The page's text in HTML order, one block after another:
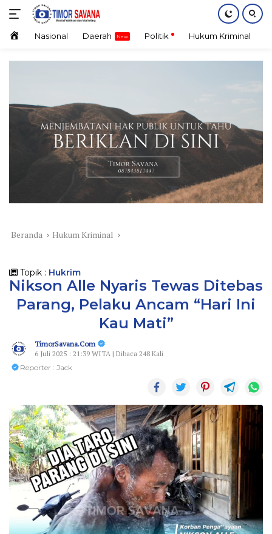
Langsung
konten HomeNasional Daerah Politik Hukum Kriminal
Beranda Hukum Kriminal
Topik : Hukrim
Nikson Alle Nyaris Tewas Ditebas
Parang, Pelaku Ancam “Hari Ini
Kau Mati”
TimorSavana.Com
6 Juli 2025 : 21:39 WITA | Dibaca 248 Kali
Reporter : Jack